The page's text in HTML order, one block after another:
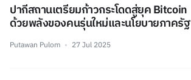
ปากีสถานเตรียมก้าวกระโดดสู่ยุค Bitcoin
ด้วยพลังของคนรุ่นใหม่และนโยบายภาครัฐ
Putawan Pulom 27 Jul 2025